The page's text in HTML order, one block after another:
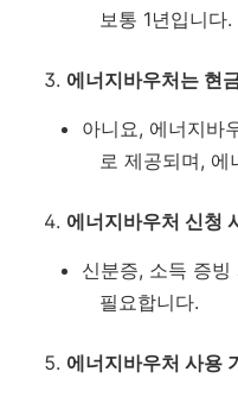
보통 1년입니다.
에너지바우처는 현
아니요, 에너지바
로 제공되며,
에너지바우처 신청
신분증, 소득 증
필요합니다.
에너지바우처 사용